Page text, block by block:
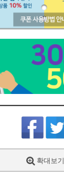
확대보기